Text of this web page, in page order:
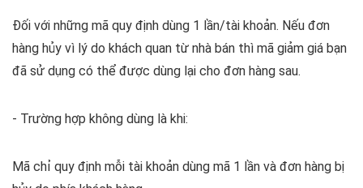
Đối với những mã quy định dùng 1 lần/tài khoản. Nếu đơn
hàng hủy vì lý do khách quan từ nhà bán thì mã giảm giá bạn
đã sử dụng có thể được dùng lại cho đơn hàng sau.
- Trường hợp không dùng là khi:
Mã chỉ quy định mỗi tài khoản dùng mã 1 lần và đơn hàng bị